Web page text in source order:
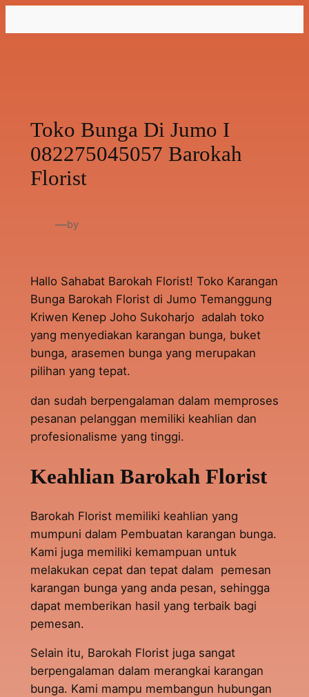
ke
Toko Bunga Di Jumo I
082275045057 Barokah
Florist
—by
Hallo Sahabat Barokah Florist! Toko Karangan
Bunga Barokah Florist di Jumo Temanggung
Kriwen Kenep Joho Sukoharjo adalah toko
yang menyediakan karangan bunga, buket
bunga, arasemen bunga yang merupakan
pilihan yang tepat.
dan sudah berpengalaman dalam memproses
pesanan pelanggan memiliki keahlian dan
profesionalisme yang tinggi.
Keahlian Barokah Florist
Barokah Florist memiliki keahlian yang
mumpuni dalam Pembuatan karangan bunga.
Kami juga memiliki kemampuan untuk
melakukan cepat dan tepat dalam pemesan
karangan bunga yang anda pesan, sehingga
dapat memberikan hasil yang terbaik bagi
pemesan.
Selain itu, Barokah Florist juga sangat
berpengalaman dalam merangkai karangan
bunga. Kami mampu membangun hubungan